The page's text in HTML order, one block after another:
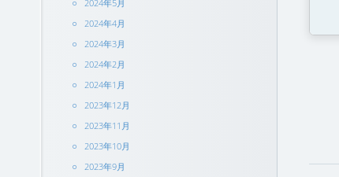
2024年5月
2024年4月
2024年3月
2024年2月
2024年1月
2023年12月
2023年11月
2023年10月
2023年9月